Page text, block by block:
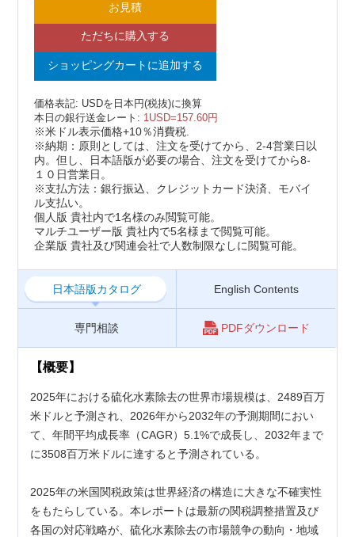
お見積
ただちに購入する
ショッピングカートに追加する
価格表記: USDを日本円(税抜)に換算
本日の銀行送金レート: 1USD=157.60円
※米ドル表示価格+10％消費税.
※納期：原則としては、注文を受けてから、2-4営業日以
内。但し、日本語版が必要の場合、注文を受けてから8-
１０日営業日。
※支払方法：銀行振込、クレジットカード決済、モバイ
ル支払い。
個人版 貴社内で1名様のみ閲覧可能。
マルチユーザー版 貴社内で5名様まで閲覧可能。
企業版 貴社及び関連会社で人数制限なしに閲覧可能。
日本語版カタログ English Contents
専門相談 PDFダウンロード
【概要】
2025年における硫化水素除去の世界市場規模は、2489百万
米ドルと予測され、2026年から2032年の予測期間におい
て、年間平均成長率（CAGR）5.1%で成長し、2032年まで
に3508百万米ドルに達すると予測されている。
2025年の米国関税政策は世界経済の構造に大きな不確実性
をもたらしている。本レポートは最新の関税調整措置及び
各国の対応戦略が、硫化水素除去の市場競争の動向・地域